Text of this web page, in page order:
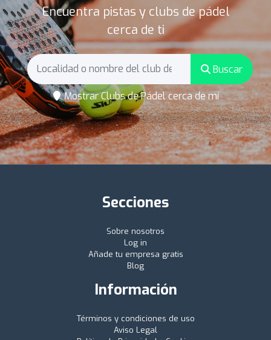
Encuentra pistas y clubs de pádel
cerca de ti
Buscar
Mostrar Clubs de Pádel cerca de mí
Secciones
Sobre nosotros
Log in
Añade tu empresa gratis
Blog
Información
Términos y condiciones de uso
Aviso Legal